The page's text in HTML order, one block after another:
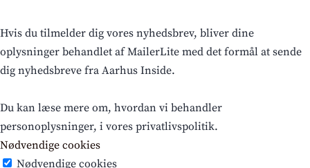
Hvis du tilmelder dig vores nyhedsbrev, bliver dine
oplysninger behandlet af MailerLite med det formål at sende
dig nyhedsbreve fra Aarhus Inside.
Du kan læse mere om, hvordan vi behandler
personoplysninger, i vores privatlivspolitik.
Nødvendige cookies
Nødvendige cookies